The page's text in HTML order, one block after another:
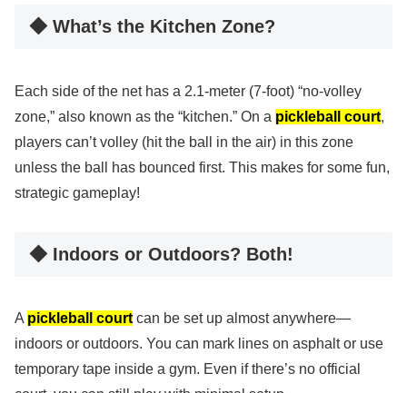
◆ What’s the Kitchen Zone?
Each side of the net has a 2.1-meter (7-foot) “no-volley
zone,” also known as the “kitchen.” On a pickleball court,
players can’t volley (hit the ball in the air) in this zone
unless the ball has bounced first. This makes for some fun,
strategic gameplay!
◆ Indoors or Outdoors? Both!
A pickleball court can be set up almost anywhere—
indoors or outdoors. You can mark lines on asphalt or use
temporary tape inside a gym. Even if there’s no official